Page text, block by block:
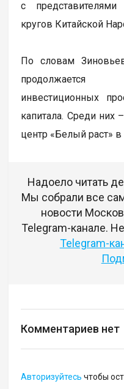
с
кругов Китайской
По словам
продолжается
инвестиционных
капитала. Среди них
центр «Белый раст»
Надоело читать
Мы собрали все
новости
Telegram-канале.
Telegram-
Комментариев нет
Авторизуйтесь чтобы